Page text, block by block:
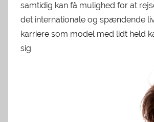
samtidig kan få mulighed for at
det internationale og spændende
karriere som model med lidt held
sig.